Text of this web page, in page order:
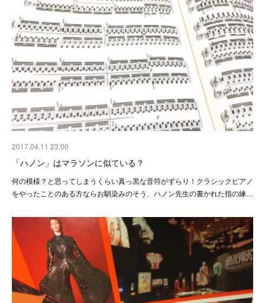
2017.04.11 23:00
「ハノン」はマラソンに似ている？
何の模様？と思ってしまうくらい真っ黒な音符がずらり！クラシックピアノ
をやったことのある方ならお馴染みのそう、ハノン先生の書かれた指の練…